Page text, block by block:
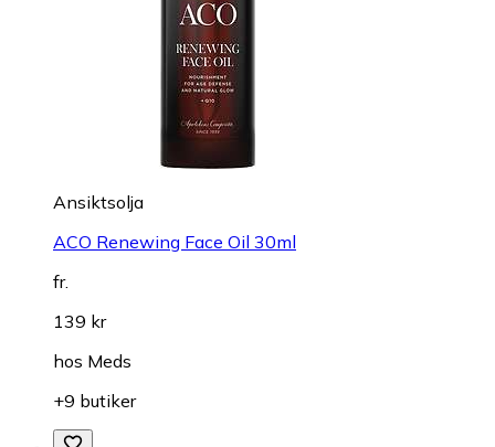
Ansiktsolja
ACO Renewing Face Oil 30ml
fr.
139 kr
hos Meds
+9 butiker